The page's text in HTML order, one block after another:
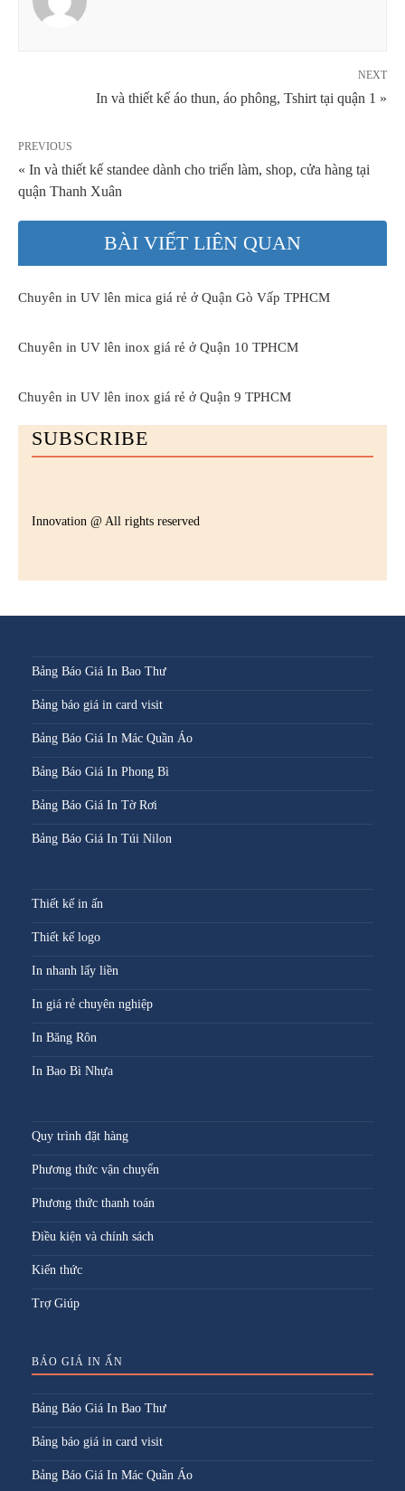
NEXT
In và thiết kế áo thun, áo phông, Tshirt tại quận 1 »
PREVIOUS
« In và thiết kế standee dành cho triển làm, shop, cửa hàng tại
quận Thanh Xuân
BÀI VIẾT LIÊN QUAN
Chuyên in UV lên mica giá rẻ ở Quận Gò Vấp TPHCM
Chuyên in UV lên inox giá rẻ ở Quận 10 TPHCM
Chuyên in UV lên inox giá rẻ ở Quận 9 TPHCM
SUBSCRIBE
Innovation @ All rights reserved
Bảng Báo Giá In Bao Thư
Bảng báo giá in card visit
Bảng Báo Giá In Mác Quần Áo
Bảng Báo Giá In Phong Bì
Bảng Báo Giá In Tờ Rơi
Bảng Báo Giá In Túi Nilon
Thiết kế in ấn
Thiết kế logo
In nhanh lấy liền
In giá rẻ chuyên nghiệp
In Băng Rôn
In Bao Bì Nhựa
Quy trình đặt hàng
Phương thức vận chuyển
Phương thức thanh toán
Điều kiện và chính sách
Kiến thức
Trợ Giúp
BÁO GIÁ IN ẤN
Bảng Báo Giá In Bao Thư
Bảng báo giá in card visit
Bảng Báo Giá In Mác Quần Áo